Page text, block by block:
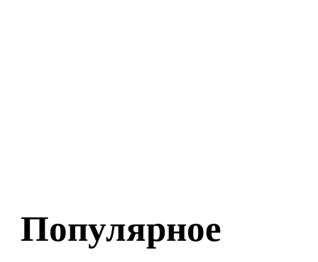
Популярное